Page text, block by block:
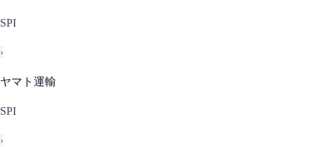
SPI
›
ヤマト運輸
SPI
›